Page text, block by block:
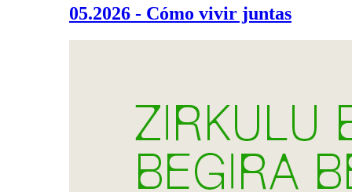
05.2026 - Cómo vivir juntas